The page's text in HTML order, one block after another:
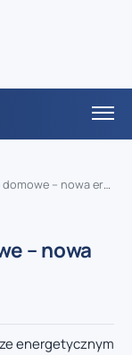
właścicieli paneli fotowoltaicznych
– nowa
energetycznym